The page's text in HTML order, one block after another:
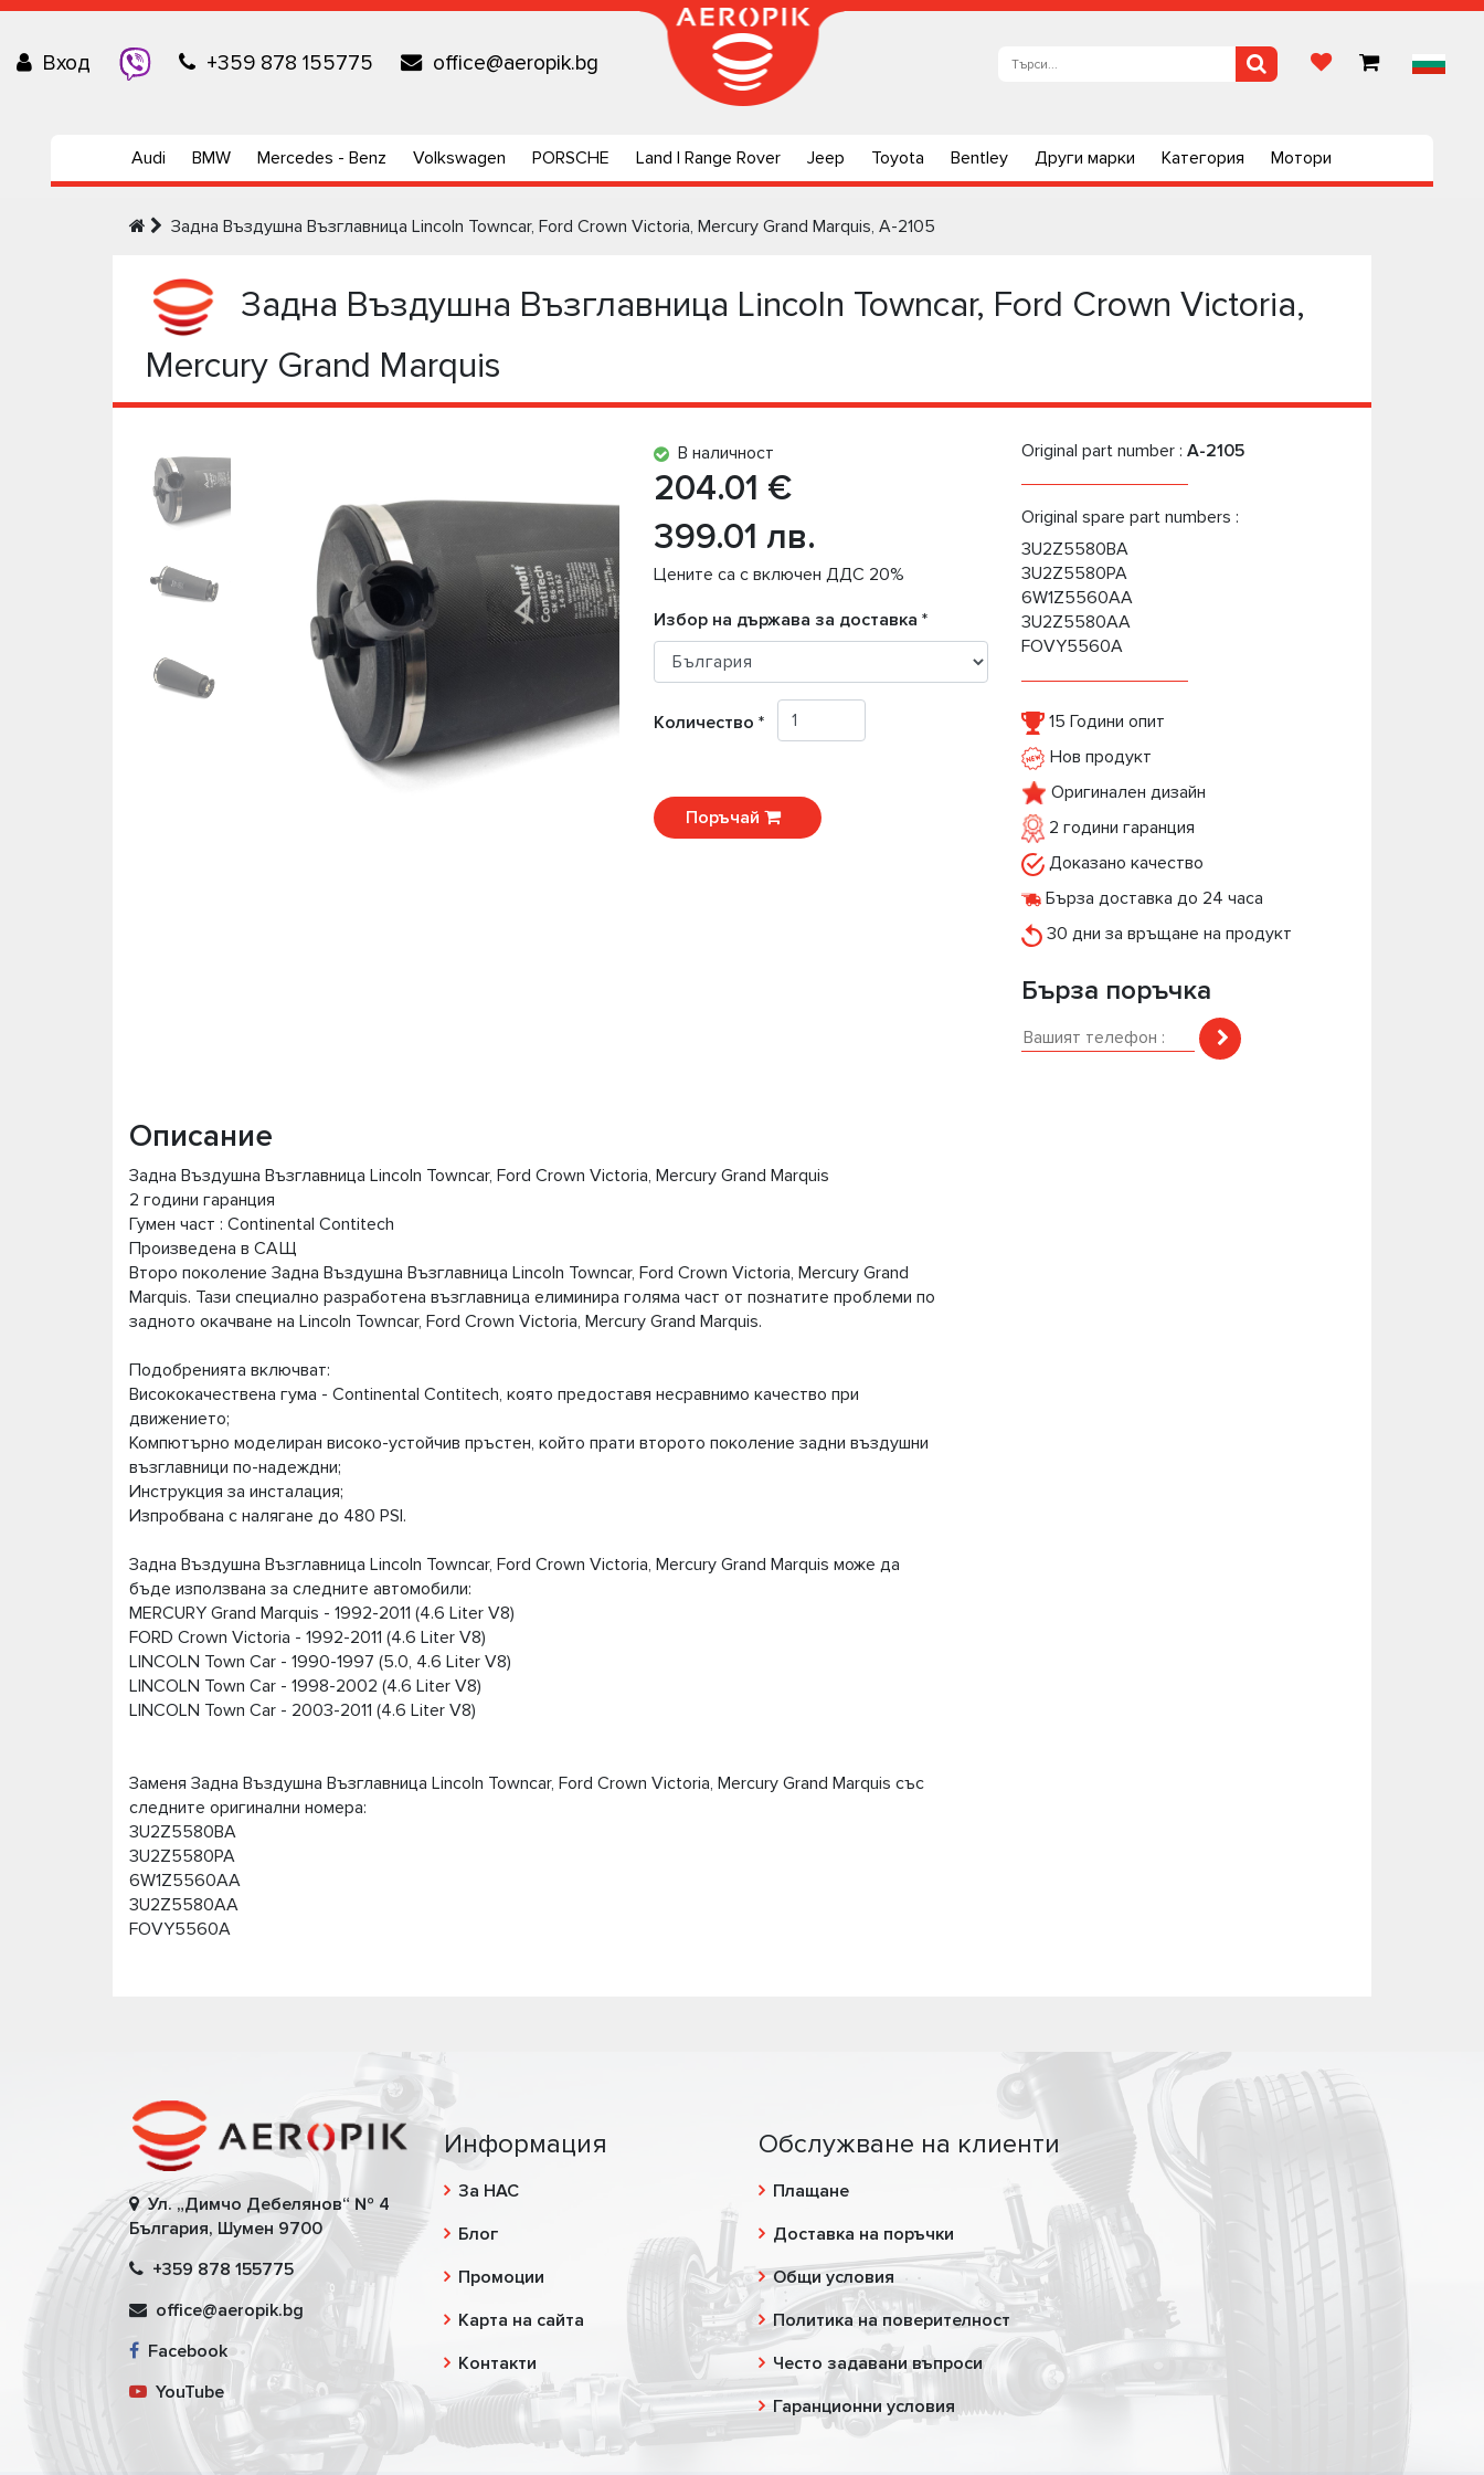
Вход +359 878 155775 office@aeropik.bg
Audi BMW Mercedes - Benz Volkswagen PORSCHE Land | Range Rover Jeep Toyota Bentley Други марки Категория Мотори
Задна Въздушна Възглавница Lincoln Towncar, Ford Crown Victoria, Mercury Grand Marquis, A-2105
Задна Въздушна Възглавница Lincoln Towncar, Ford Crown Victoria,
Mercury Grand Marquis
В наличност
204.01 €
399.01 лв.
Цените са с включен ДДС 20%
Избор на държава за доставка *
Количество *
Поръчай
Original part number : A-2105
Original spare part numbers :
3U2Z5580BA
3U2Z5580PA
6W1Z5560AA
3U2Z5580AA
FOVY5560A
15 Години опит
Нов продукт
Оригинален дизайн
2 години гаранция
Доказано качество
Бърза доставка до 24 часа
30 дни за връщане на продукт
Бърза поръчка
Описание
Задна Въздушна Възглавница Lincoln Towncar, Ford Crown Victoria, Mercury Grand Marquis
2 години гаранция
Гумен част : Continental Contitech
Произведена в САЩ
Второ поколение Задна Въздушна Възглавница Lincoln Towncar, Ford Crown Victoria, Mercury Grand
Marquis. Тази специално разработена възглавница елиминира голяма част от познатите проблеми по
задното окачване на Lincoln Towncar, Ford Crown Victoria, Mercury Grand Marquis.
Подобренията включват:
Висококачествена гума - Continental Contitech, която предоставя несравнимо качество при
движението;
Компютърно моделиран високо-устойчив пръстен, който прати второто поколение задни въздушни
възглавници по-надеждни;
Инструкция за инсталация;
Изпробвана с налягане до 480 PSI.
Задна Въздушна Възглавница Lincoln Towncar, Ford Crown Victoria, Mercury Grand Marquis може да
бъде използвана за следните автомобили:
MERCURY Grand Marquis - 1992-2011 (4.6 Liter V8)
FORD Crown Victoria - 1992-2011 (4.6 Liter V8)
LINCOLN Town Car - 1990-1997 (5.0, 4.6 Liter V8)
LINCOLN Town Car - 1998-2002 (4.6 Liter V8)
LINCOLN Town Car - 2003-2011 (4.6 Liter V8)
Заменя Задна Въздушна Възглавница Lincoln Towncar, Ford Crown Victoria, Mercury Grand Marquis със
следните оригинални номера:
3U2Z5580BA
3U2Z5580PA
6W1Z5560AA
3U2Z5580AA
FOVY5560A
Ул. „Димчо Дебелянов“ № 4
България, Шумен 9700
+359 878 155775
office@aeropik.bg
Facebook
YouTube
Информация
За НАС
Блог
Промоции
Карта на сайта
Контакти
Обслужване на клиенти
Плащане
Доставка на поръчки
Общи условия
Политика на поверителност
Често задавани въпроси
Гаранционни условия